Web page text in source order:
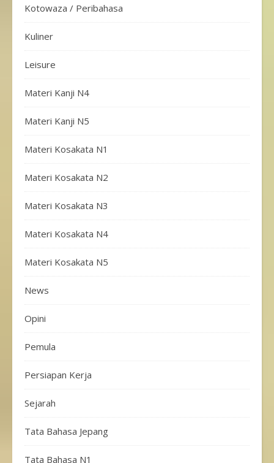
Kotowaza / Peribahasa
Kuliner
Leisure
Materi Kanji N4
Materi Kanji N5
Materi Kosakata N1
Materi Kosakata N2
Materi Kosakata N3
Materi Kosakata N4
Materi Kosakata N5
News
Opini
Pemula
Persiapan Kerja
Sejarah
Tata Bahasa Jepang
Tata Bahasa N1